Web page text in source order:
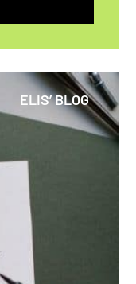
ELIS’ BLOG